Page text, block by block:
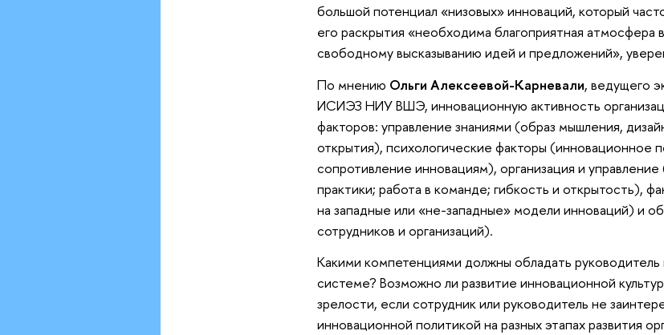
большой потенциал «низовых» инноваций, который
его раскрытия «необходима благоприятная атмосфера
свободному высказыванию идей и предложений»,
По мнению Ольги Алексеевой-Карневали, ведущего
ИСИЭЗ НИУ ВШЭ, инновационную активность
факторов: управление знаниями (образ мышления,
открытия), психологические факторы (инновационное
сопротивление инновациям), организация и
практики; работа в команде; гибкость и открытость),
на западные или «не-западные» модели инноваций) и
сотрудников и организаций).
Какими компетенциями должны обладать
системе? Возможно ли развитие инновационной
зрелости, если сотрудник или руководитель не
инновационной политикой на разных этапах развития